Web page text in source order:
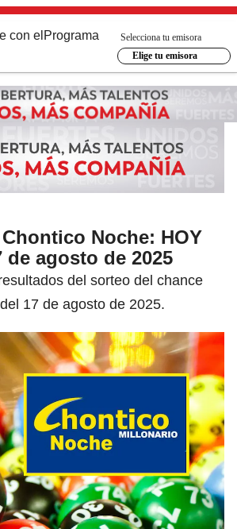
con el Programa
Selecciona tu emisora
Elige tu emisora
Noche: HOY
agosto de 2025
del sorteo del chance
17 de agosto de 2025.